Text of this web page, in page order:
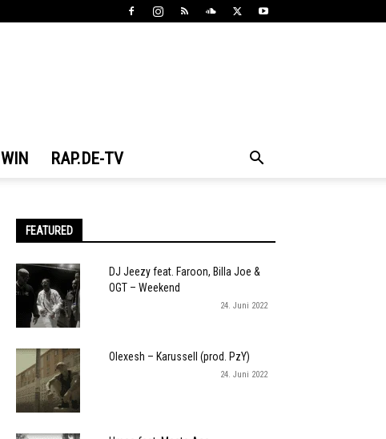
WIN RAP.DE-TV
FEATURED
DJ Jeezy feat. Faroon, Billa Joe &
OGT – Weekend
24. Juni 2022
Olexesh – Karussell (prod. PzY)
24. Juni 2022